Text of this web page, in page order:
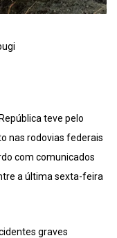
teve pelo
nas rodovias federais
com comunicados
a última sexta-feira
graves